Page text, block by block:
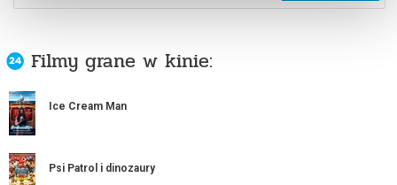
Filmy grane w kinie:
Ice Cream Man
Psi Patrol i dinozaury